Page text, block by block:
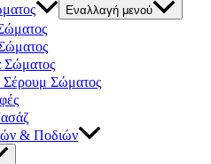
Εναλλαγή μενού
Σώματος
Σώματος
& Ποδιών